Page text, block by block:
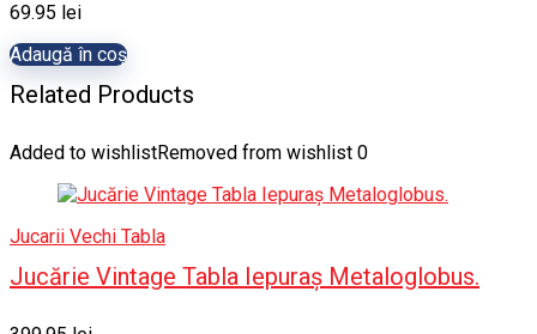
69.95 lei
Adaugă în coș
Related Products
Added to wishlistRemoved from wishlist 0
Jucarii Vechi Tabla
Jucărie Vintage Tabla Iepuraș Metaloglobus.